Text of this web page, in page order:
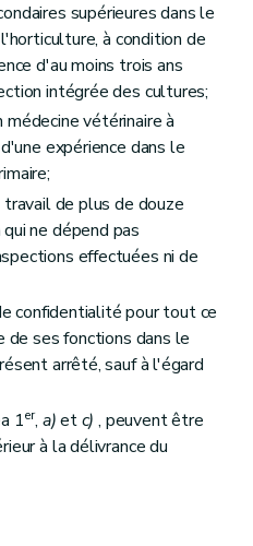
supérieures dans le
à condition de
d'au moins trois ans
intégrée des cultures;
vétérinaire à
expérience dans le
de plus de douze
ne dépend pas
effectuées ni de
confidentialité pour tout ce
de ses fonctions dans le
arrêté, sauf à l'égard
1er, a)etc) , peuvent être
à la délivrance du